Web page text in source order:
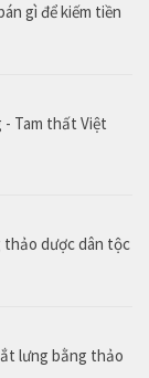
gì để kiếm tiền
Tam thất Việt
thảo dược dân tộc
lưng bằng thảo